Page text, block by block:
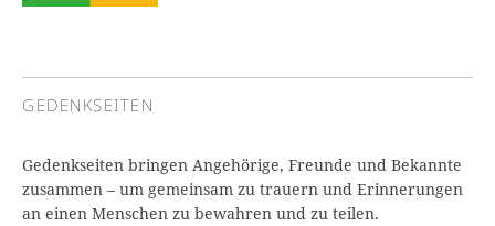
GEDENKSEITEN
Gedenkseiten bringen Angehörige, Freunde und Bekannte
zusammen – um gemeinsam zu trauern und Erinnerungen
an einen Menschen zu bewahren und zu teilen.